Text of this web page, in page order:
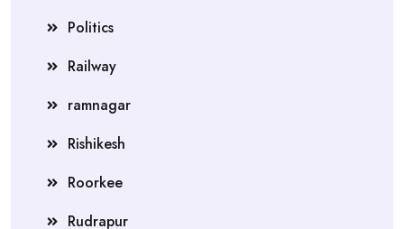
Politics
Railway
ramnagar
Rishikesh
Roorkee
Rudrapur